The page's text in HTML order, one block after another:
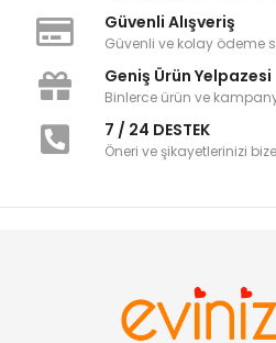
Güvenli Alışveriş
Güvenli ve kolay ödeme
Geniş Ürün Yelpazesi
Binlerce ürün ve
7 / 24 DESTEK
Öneri ve şikayetlerinizi